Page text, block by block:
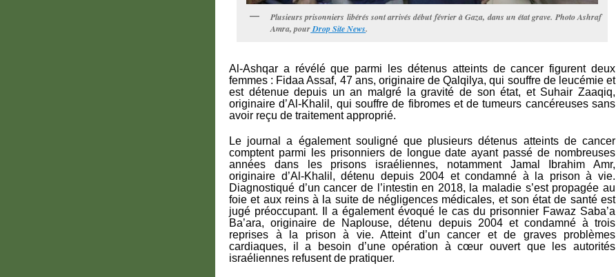
Plusieurs prisonniers libérés sont arrivés début février à Gaza, dans un état grave. Photo Ashraf
Amra, pourDrop Site News.
Al-Ashqar a révélé que parmi les détenus atteints de cancer figurent deux
femmes : Fidaa Assaf, 47 ans, originaire de Qalqilya, qui souffre de leucémie et
est détenue depuis un an malgré la gravité de son état, et Suhair Zaaqiq,
originaire d’Al-Khalil, qui souffre de fibromes et de tumeurs cancéreuses sans
avoir reçu de traitement approprié.
Le journal a également souligné que plusieurs détenus atteints de cancer
comptent parmi les prisonniers de longue date ayant passé de nombreuses
années dans les prisons israéliennes, notamment Jamal Ibrahim Amr,
originaire d’Al-Khalil, détenu depuis 2004 et condamné à la prison à vie.
Diagnostiqué d’un cancer de l’intestin en 2018, la maladie s’est propagée au
foie et aux reins à la suite de négligences médicales, et son état de santé est
jugé préoccupant. Il a également évoqué le cas du prisonnier Fawaz Saba’a
Ba’ara, originaire de Naplouse, détenu depuis 2004 et condamné à trois
reprises à la prison à vie. Atteint d’un cancer et de graves problèmes
cardiaques, il a besoin d’une opération à cœur ouvert que les autorités
israéliennes refusent de pratiquer.